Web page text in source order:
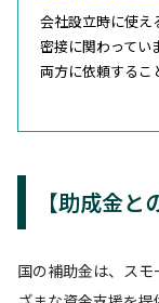
会社設立時に使え
密接に関わってい
両方に依頼するこ
【助成金
国の補助金は、ス